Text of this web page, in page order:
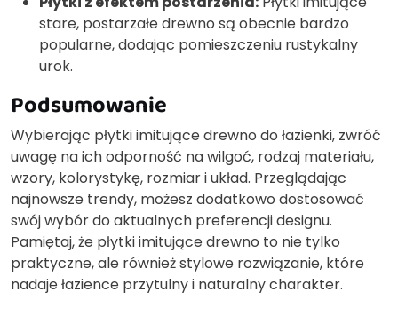
stare, postarzałe drewno są obecnie bardzo
popularne, dodając pomieszczeniu rustykalny
urok.
Podsumowanie
Wybierając płytki imitujące drewno do łazienki, zwróć
uwagę na ich odporność na wilgoć, rodzaj materiału,
wzory, kolorystykę, rozmiar i układ. Przeglądając
najnowsze trendy, możesz dodatkowo dostosować
swój wybór do aktualnych preferencji designu.
Pamiętaj, że płytki imitujące drewno to nie tylko
praktyczne, ale również stylowe rozwiązanie, które
nadaje łazience przytulny i naturalny charakter.